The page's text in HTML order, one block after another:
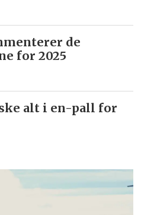
de
for 2025
alt i en-pall for